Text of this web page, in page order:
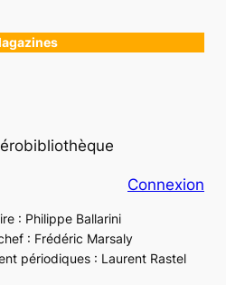
Connexion
: Philippe Ballarini
: Frédéric Marsaly
périodiques : Laurent Rastel